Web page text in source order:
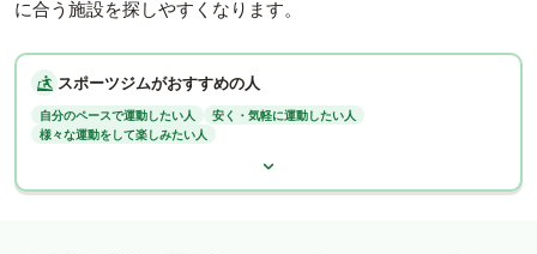
に合う施設を探しやすくなります。
スポーツジムがおすすめの人
自分のペースで運動したい人
安く・気軽に運動したい人
様々な運動をして楽しみたい人